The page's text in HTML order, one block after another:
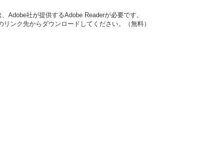
Adobe社が提供するAdobe Readerが必要です。
ンク先からダウンロードしてください。（無料）